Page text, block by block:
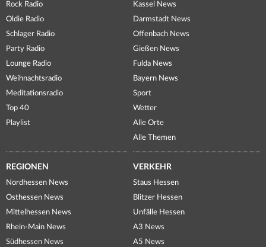
Rock Radio
Oldie Radio
Schlager Radio
Party Radio
Lounge Radio
Weihnachtsradio
Meditationsradio
Top 40
Playlist
Kassel News
Darmstadt News
Offenbach News
Gießen News
Fulda News
Bayern News
Sport
Wetter
Alle Orte
Alle Themen
REGIONEN
Nordhessen News
Osthessen News
Mittelhessen News
Rhein-Main News
Südhessen News
VERKEHR
Staus Hessen
Blitzer Hessen
Unfälle Hessen
A3 News
A5 News